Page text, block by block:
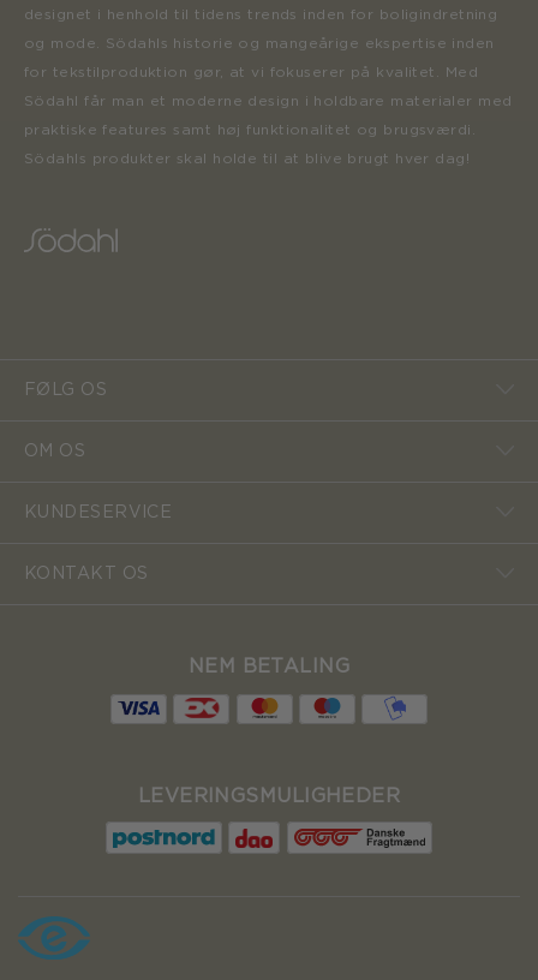
designet i henhold til tidens trends inden for boligindretning
og mode. Södahls historie og mangeårige ekspertise inden
for tekstilproduktion gør, at vi fokuserer på kvalitet. Med
Södahl får man et moderne design i holdbare materialer med
praktiske features samt høj funktionalitet og brugsværdi.
Södahls produkter skal holde til at blive brugt hver dag!
FØLG OS
OM OS
KUNDESERVICE
KONTAKT OS
NEM BETALING
LEVERINGSMULIGHEDER